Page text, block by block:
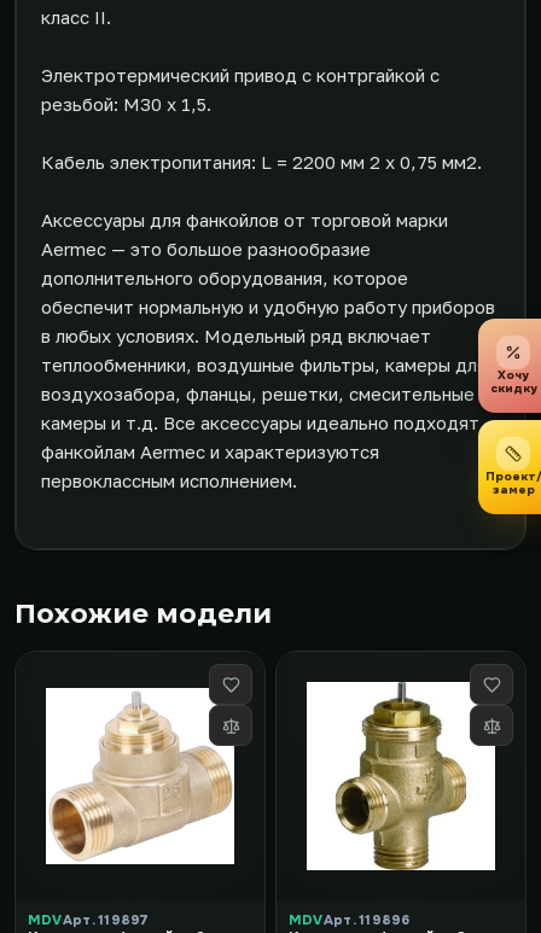
класс II.
Электротермический привод с контргайкой с
резьбой: M30 x 1,5.
Кабель электропитания: L = 2200 мм 2 x 0,75 мм2.
Аксессуары для фанкойлов от торговой марки
Aermec — это большое разнообразие
дополнительного оборудования, которое
обеспечит нормальную и удобную работу приборов
в любых условиях. Модельный ряд включает
теплообменники, воздушные фильтры, камеры для
воздухозабора, фланцы, решетки, смесительные
камеры и т.д. Все аксессуары идеально подходят
фанкойлам Aermec и характеризуются
первоклассным исполнением.
Похожие модели
MDVАрт. 119897 MDVАрт. 119896
Хочу
скидку
Проект/
замер